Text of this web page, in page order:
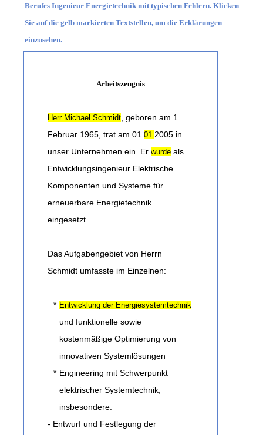
Berufes Ingenieur Energietechnik mit typischen Fehlern. Klicken
Sie auf die gelb markierten Textstellen, um die Erklärungen
einzusehen.
Arbeitszeugnis
Herr Michael Schmidt , geboren am 1.
Februar 1965, trat am 01. 01.2005 in
unser Unternehmen ein. Er wurde als
Entwicklungsingenieur Elektrische
Komponenten und Systeme für
erneuerbare Energietechnik
eingesetzt.
Das Aufgabengebiet von Herrn
Schmidt umfasste im Einzelnen:
* Entwicklung der Energiesystemtechnik
und funktionelle sowie
kostenmäßige Optimierung von
innovativen Systemlösungen
* Engineering mit Schwerpunkt
elektrischer Systemtechnik,
insbesondere:
- Entwurf und Festlegung der